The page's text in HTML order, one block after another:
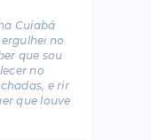
Cuiabá
no
que sou
no
e rir
que louve